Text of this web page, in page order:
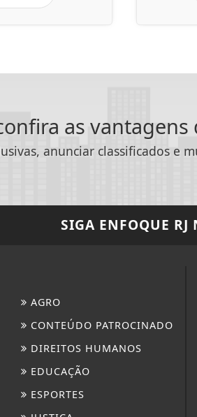
as vantagens
anunciar classificados e
SIGA ENFOQUE RJ
AGRO
CONTEÚDO PATROCINADO
DIREITOS HUMANOS
EDUCAÇÃO
ESPORTES